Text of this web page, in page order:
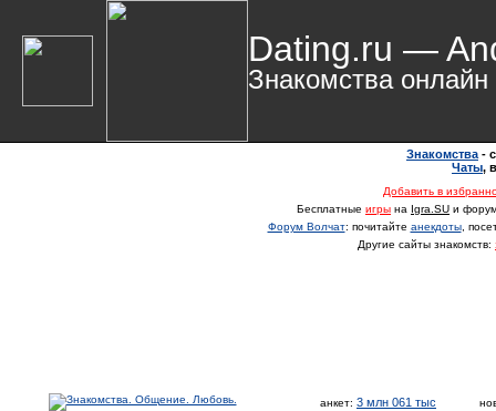
Dating.ru —
Знакомства онлайн
Знакомства -
Чаты,
Добавить в
Бесплатные игры на Igra.SU и
Форум Волчат: почитайте анекдоты,
Другие сайты знакомств:
анкет: 3 млн 061 тыс